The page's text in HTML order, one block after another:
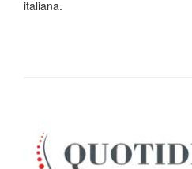
italiana.